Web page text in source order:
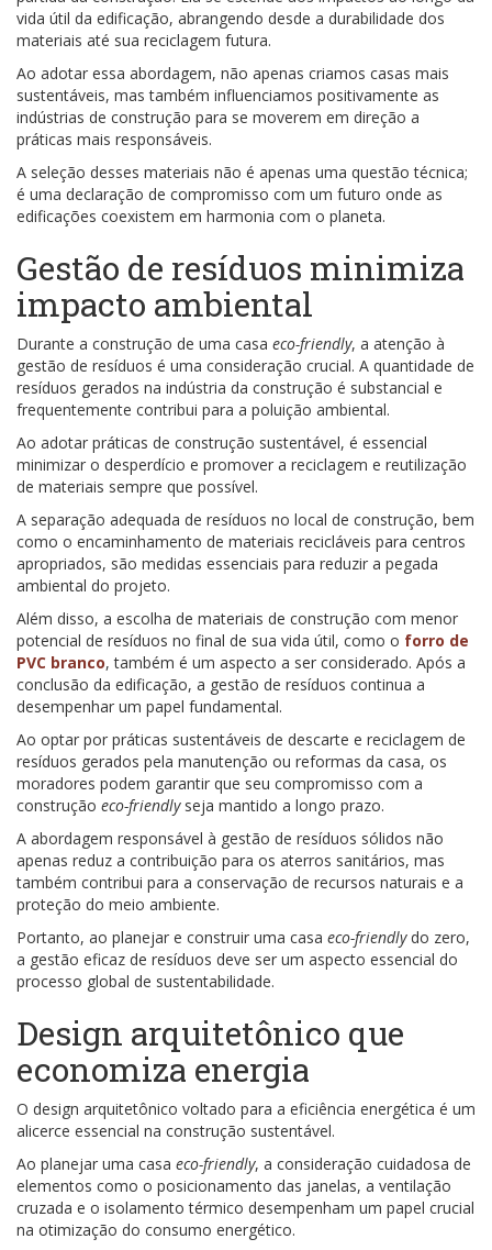
vida útil da edificação, abrangendo desde a durabilidade dos
materiais até sua reciclagem futura.
Ao adotar essa abordagem, não apenas criamos casas mais
sustentáveis, mas também influenciamos positivamente as
indústrias de construção para se moverem em direção a
práticas mais responsáveis.
A seleção desses materiais não é apenas uma questão técnica;
é uma declaração de compromisso com um futuro onde as
edificações coexistem em harmonia com o planeta.
Gestão de resíduos minimiza
impacto ambiental
Durante a construção de uma casa eco-friendly, a atenção à
gestão de resíduos é uma consideração crucial. A quantidade de
resíduos gerados na indústria da construção é substancial e
frequentemente contribui para a poluição ambiental.
Ao adotar práticas de construção sustentável, é essencial
minimizar o desperdício e promover a reciclagem e reutilização
de materiais sempre que possível.
A separação adequada de resíduos no local de construção, bem
como o encaminhamento de materiais recicláveis para centros
apropriados, são medidas essenciais para reduzir a pegada
ambiental do projeto.
Além disso, a escolha de materiais de construção com menor
potencial de resíduos no final de sua vida útil, como o forro de
PVC branco, também é um aspecto a ser considerado. Após a
conclusão da edificação, a gestão de resíduos continua a
desempenhar um papel fundamental.
Ao optar por práticas sustentáveis de descarte e reciclagem de
resíduos gerados pela manutenção ou reformas da casa, os
moradores podem garantir que seu compromisso com a
construção eco-friendlyseja mantido a longo prazo.
A abordagem responsável à gestão de resíduos sólidos não
apenas reduz a contribuição para os aterros sanitários, mas
também contribui para a conservação de recursos naturais e a
proteção do meio ambiente.
Portanto, ao planejar e construir uma casa eco-friendlydo zero,
a gestão eficaz de resíduos deve ser um aspecto essencial do
processo global de sustentabilidade.
Design arquitetônico que
economiza energia
O design arquitetônico voltado para a eficiência energética é um
alicerce essencial na construção sustentável.
Ao planejar uma casa eco-friendly, a consideração cuidadosa de
elementos como o posicionamento das janelas, a ventilação
cruzada e o isolamento térmico desempenham um papel crucial
na otimização do consumo energético.